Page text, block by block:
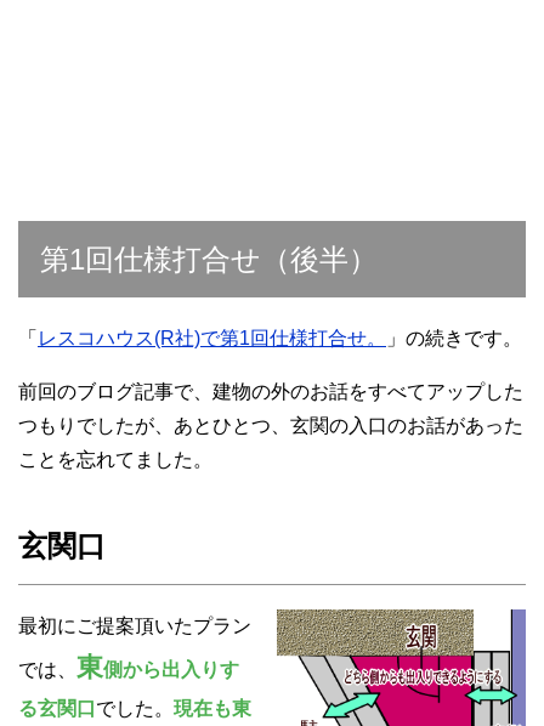
第1回仕様打合せ（後半）
「 レスコハウス(R社)で第1回仕様打合せ。 」の続きです。
前回のブログ記事で、建物の外のお話をすべてアップした
つもりでしたが、あとひとつ、玄関の入口のお話があった
ことを忘れてました。
玄関口
最初にご提案頂いたプラン
では、 東側から出入りす
る玄関口 でした。 現在も東